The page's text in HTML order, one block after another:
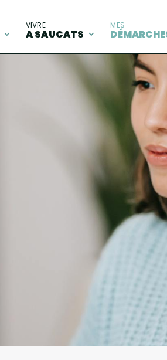
VIVRE
A SAUCATS
MES